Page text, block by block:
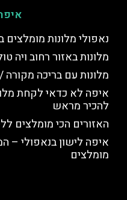
נאפולי מלונות מומלצים
מלונות באזור רחוב ויה
מלונות עם בריכה
איפה לא כדאי לקחת
להכיר מראש
האזורים הכי מומלצים
איפה לישון בנאפולי –
מומלצים